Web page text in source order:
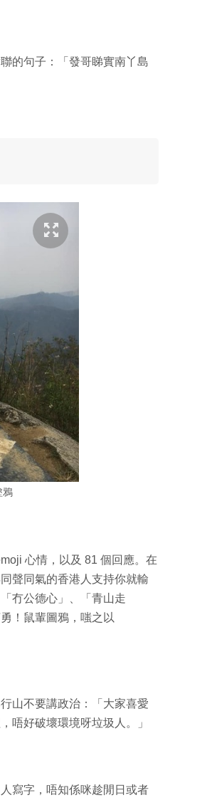
的句子：「發哥睇實南丫島
鴉
心情，以及 81 個回應。在
聲同氣的香港人支持你就輸
冇公德心」、「青山走
！鼠輩圖鴉，嗤之以
山不要講政治：「大家喜愛
唔好破壞環境呀垃圾人。」
寫字，唔知係咪趁閒日或者